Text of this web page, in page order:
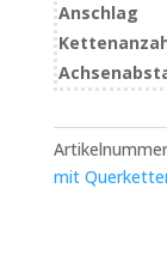
Anschlag
mit